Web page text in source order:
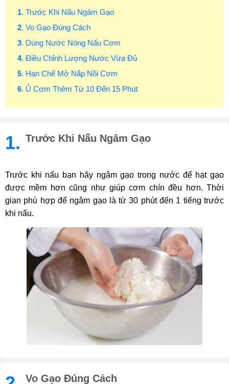
1. Trước Khi Nấu Ngâm Gạo
2. Vo Gạo Đúng Cách
3. Dùng Nước Nóng Nấu Cơm
4. Điều Chỉnh Lượng Nước Vừa Đủ
5. Hạn Chế Mở Nắp Nồi Cơm
6. Ủ Cơm Thêm Từ 10 Đến 15 Phút
1. Trước Khi Nấu Ngâm Gạo
Trước khi nấu bạn hãy ngâm gạo trong nước để hạt gạo
được mềm hơn cũng như giúp cơm chín đều hơn. Thời
gian phù hợp để ngâm gạo là từ 30 phút đến 1 tiếng trước
khi nấu.
Vo Gạo Đúng Cách